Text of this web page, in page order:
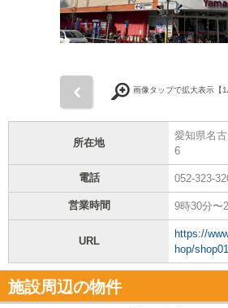
画像タップで拡大表示【1
所在地
愛知県名
6
電話 052-323-
営業時間 9時30分〜
URL
https://
hop/
施設周辺の物件